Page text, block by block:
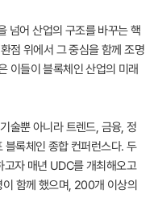
넘어 산업의 구조를 바꾸는 핵
점 위에서 그 중심을 함께 조명
이들이 블록체인 산업의 미래
술뿐 아니라 트렌드, 금융, 정
블록체인 종합 컨퍼런스다. 두
고자 매년 UDC를 개최해오고
함께 했으며, 200개 이상의